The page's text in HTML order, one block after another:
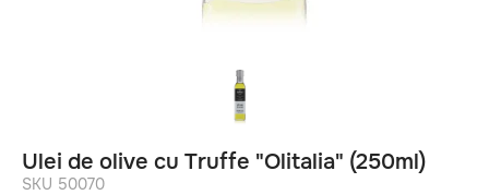
Ulei de olive cu Truffe "Olitalia" (250ml)
SKU 50070